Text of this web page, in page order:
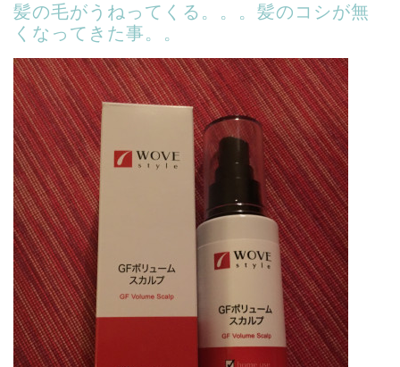
髪の毛がうねってくる。。。髪のコシが無
くなってきた事。。